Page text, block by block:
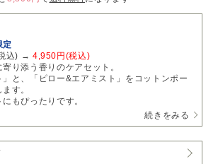
定
込) → 4,950円(税込)
り添う香りのケアセット。
」と、「ピロー&エアミスト」をコットンポー
す。
もぴったりです。
悩みに合わせて快適な眠りをサポート
続きをみる